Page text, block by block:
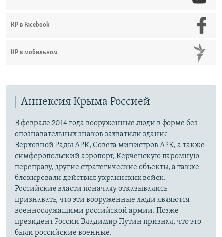
КР в Facebook
КР в мобильном
Аннексия Крыма Россией
В феврале 2014 года вооруженные люди в форме без
опознавательных знаков захватили здание
Верховной Рады АРК, Совета министров АРК, а также
симферопольский аэропорт, Керченскую паромную
переправу, другие стратегические объекты, а также
блокировали действия украинских войск.
Российские власти поначалу отказывались
признавать, что эти вооруженные люди являются
военнослужащими российской армии. Позже
президент России Владимир Путин признал, что это
были российские военные.